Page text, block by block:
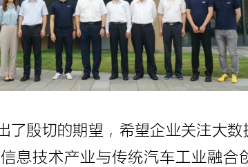
了殷切的期望，希望企业关注大
息技术产业与传统汽车工业融合